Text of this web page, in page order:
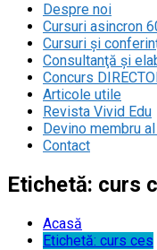
Despre noi
Cursuri asincron
Cursuri și
Consultanţă și
Concurs
Articole utile
Revista Vivid Edu
Devino membru
Contact
Etichetă: curs
Acasă
Etichetă: curs ces